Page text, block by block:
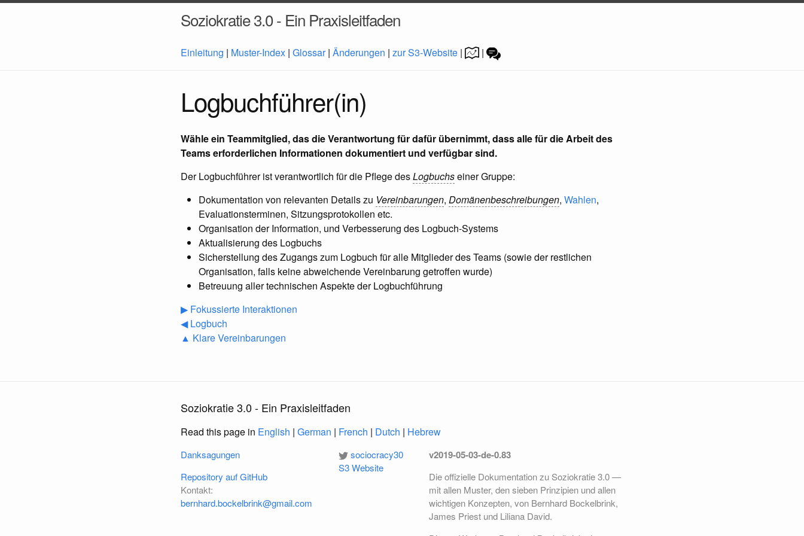
Soziokratie 3.0 - Ein Praxisleitfaden
Einleitung | Muster-Index | Glossar| Änderungen | zur S3-Website | |
Logbuchführer(in)
Wähle ein Teammitglied, das die Verantwortung für dafür übernimmt, dass alle für die Arbeit des
Teams erforderlichen Informationen dokumentiert und verfügbar sind.
Der Logbuchführer ist verantwortlich für die Pflege desLogbuchseiner Gruppe:
Dokumentation von relevanten Details zu Vereinbarungen, Domänenbeschreibungen, Wahlen,
Evaluationsterminen, Sitzungsprotokollen etc.
Organisation der Information, und Verbesserung des Logbuch-Systems
Aktualisierung des Logbuchs
Sicherstellung des Zugangs zum Logbuch für alle Mitglieder des Teams (sowie der restlichen
Organisation, falls keine abweichende Vereinbarung getroffen wurde)
Betreuung aller technischen Aspekte der Logbuchführung
▶ Fokussierte Interaktionen
◀ Logbuch
▲ Klare Vereinbarungen
Soziokratie 3.0 - Ein Praxisleitfaden
Read this page in English | German | French | Dutch | Hebrew
Danksagungen
Repository auf GitHub
Kontakt:
bernhard.bockelbrink@gmail.com
sociocracy30
S3 Website
v2019-05-03-de-0.83
Die offizielle Dokumentation zu Soziokratie 3.0 —
mit allen Muster, den sieben Prinzipien und allen
wichtigen Konzepten, von Bernhard Bockelbrink,
James Priest und Liliana David.